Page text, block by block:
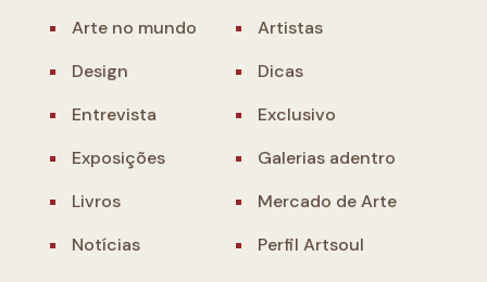
Arte no mundo
Artistas
Design
Dicas
Entrevista
Exclusivo
Exposições
Galerias adentro
Livros
Mercado de Arte
Notícias
Perfil Artsoul